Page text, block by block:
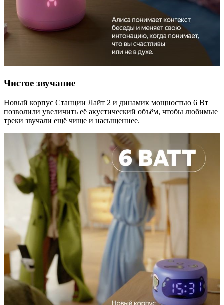
Чистое звучание
Новый корпус Станции Лайт 2 и динамик мощностью 6 Вт
позволили увеличить её акустический объём, чтобы любимые
треки звучали ещё чище и насыщеннее.